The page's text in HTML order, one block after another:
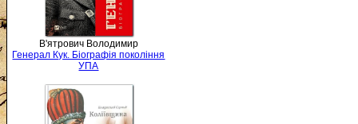
В'ятрович Володимир
Генерал Кук. Біографія покоління
УПА